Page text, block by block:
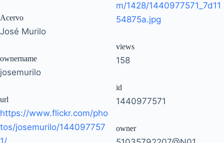
Acervo
José Murilo
ownername
josemurilo
url
https://www.flickr.com/pho
tos/josemurilo/144097757
m/1428/1440977571_7d11
54875a.jpg
views
158
id
1440977571
owner